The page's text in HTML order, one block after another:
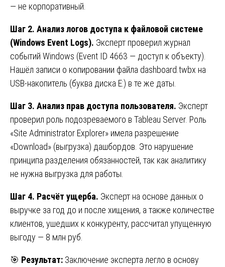
— не корпоративный.
Шаг 2. Анализ логов доступа к файловой системе
(Windows Event Logs). Эксперт проверил журнал
событий Windows (Event ID 4663 — доступ к объекту).
Нашёл записи о копировании файла dashboard.twbx на
USB-накопитель (буква диска E:) в те же даты.
Шаг 3. Анализ прав доступа пользователя. Эксперт
проверил роль подозреваемого в Tableau Server. Роль
«Site Administrator Explorer» имела разрешение
«Download» (выгрузка) дашбордов. Это нарушение
принципа разделения обязанностей, так как аналитику
не нужна выгрузка для работы.
Шаг 4. Расчёт ущерба. Эксперт на основе данных о
выручке за год до и после хищения, а также количестве
клиентов, ушедших к конкуренту, рассчитал упущенную
выгоду — 8 млн руб.
🎯 Результат: Заключение эксперта легло в основу